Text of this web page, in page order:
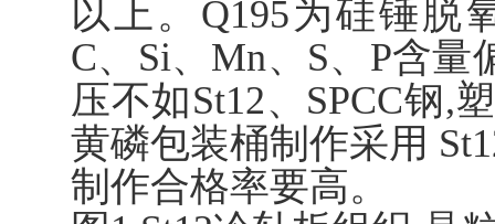
以上。Q195为硅锤脱
C、Si、Mn、S、P含
压不如St12、SPCC钢,
黄磷包装桶制作采用
制作合格率要高。